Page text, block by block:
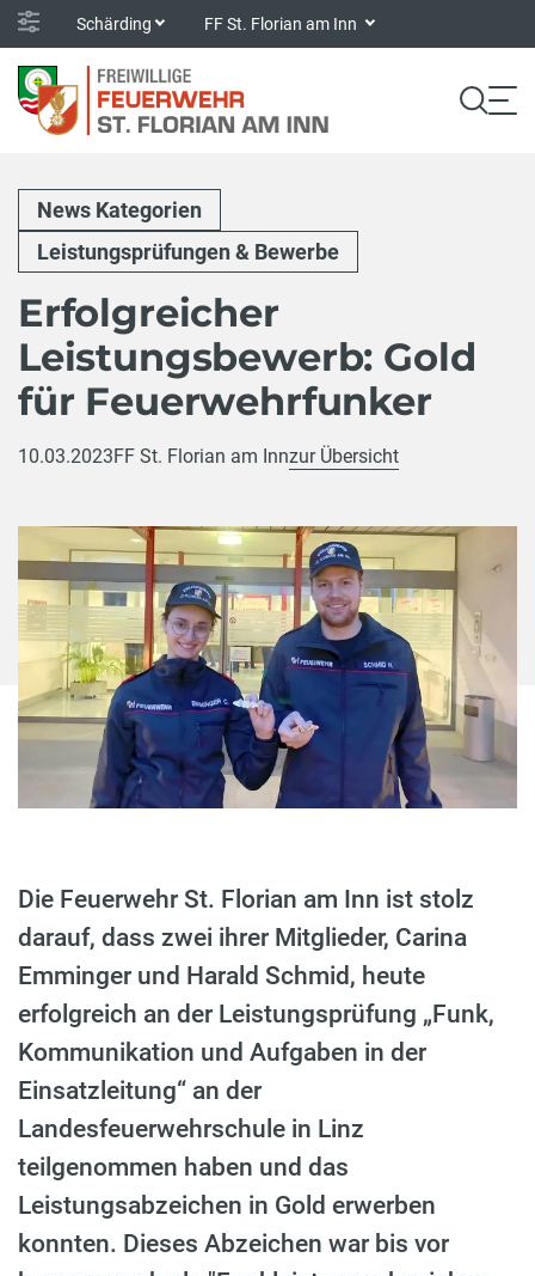
Schärding FF St. Florian am Inn
News Kategorien
Leistungsprüfungen & Bewerbe
Erfolgreicher
Leistungsbewerb: Gold
für Feuerwehrfunker
10.03.2023FF St. Florian am Innzur Übersicht
Die Feuerwehr St. Florian am Inn ist stolz
darauf, dass zwei ihrer Mitglieder, Carina
Emminger und Harald Schmid, heute
erfolgreich an der Leistungsprüfung „Funk,
Kommunikation und Aufgaben in der
Einsatzleitung“ an der
Landesfeuerwehrschule in Linz
teilgenommen haben und das
Leistungsabzeichen in Gold erwerben
konnten. Dieses Abzeichen war bis vor